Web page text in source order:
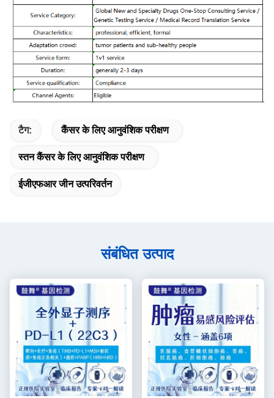
टैग: कैंसर के लिए आनुवंशिक परीक्षण
स्तन कैंसर के लिए आनुवंशिक परीक्षण
ईजीएफआर जीन उत्परिवर्तन
संबंधित उत्पाद